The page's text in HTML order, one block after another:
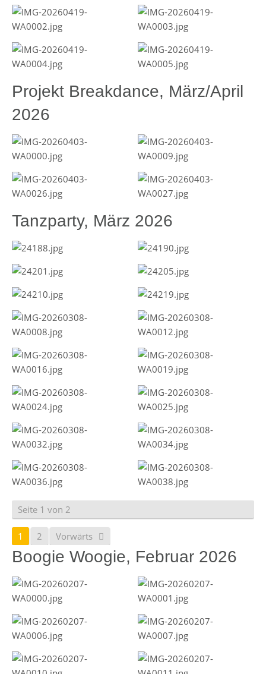
Projekt Breakdance, März/April
2026
Tanzparty, März 2026
Seite 1 von 2
1 2 Vorwärts
Boogie Woogie, Februar 2026